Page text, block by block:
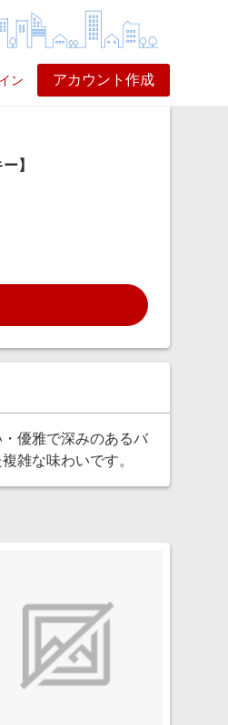
ン アカウント作成
】
優雅で深みのあるバ
雑な味わいです。